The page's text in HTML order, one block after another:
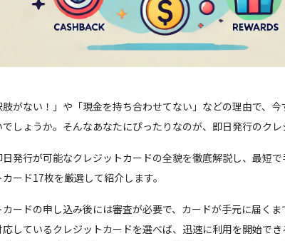
がない！」や「現金を持ち合わせてない」などの理由で、
しょうか。そんなあなたにぴったりなのが、即日発行のクレ
発行が可能なクレジットカードの全貌を徹底解説し、最短
ード17枚を厳選して紹介します。
ードの申し込み後には審査が必要で、カードが手元に届くま
しているクレジットカードを選べば、迅速に利用を開始で